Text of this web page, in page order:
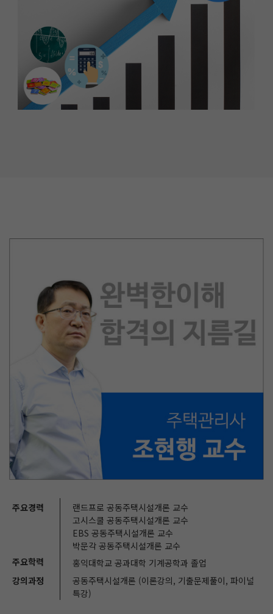
주요경력
랜드프로 공동주택시설개론 교수
고시스쿨 공동주택시설개론 교수
EBS 공동주택시설개론 교수
박문각 공동주택시설개론 교수
주요학력
홍익대학교 공과대학 기계공학과 졸업
강의과정
공동주택시설개론 (이론강의, 기출문제풀이, 파이널
특강)